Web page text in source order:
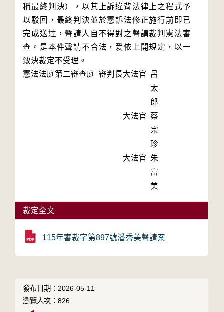
稱最終判決），以其上訴違背法律上之程式予
以駁回，最終判決並於憲訴法修正施行前即已
完成送達，聲請人自不得對之聲請裁判憲法審
查。是本件聲請不合法，爰依上開規定，以一
致決裁定不受理。
憲法法庭第二審查庭 審判長大法官 呂
太
郎
大法官 蔡
宗
珍
大法官 朱
富
美
裁定全文
115年審裁字第897號潘秀美聲請案
發布日期：2026-05-11
瀏覽人次：826